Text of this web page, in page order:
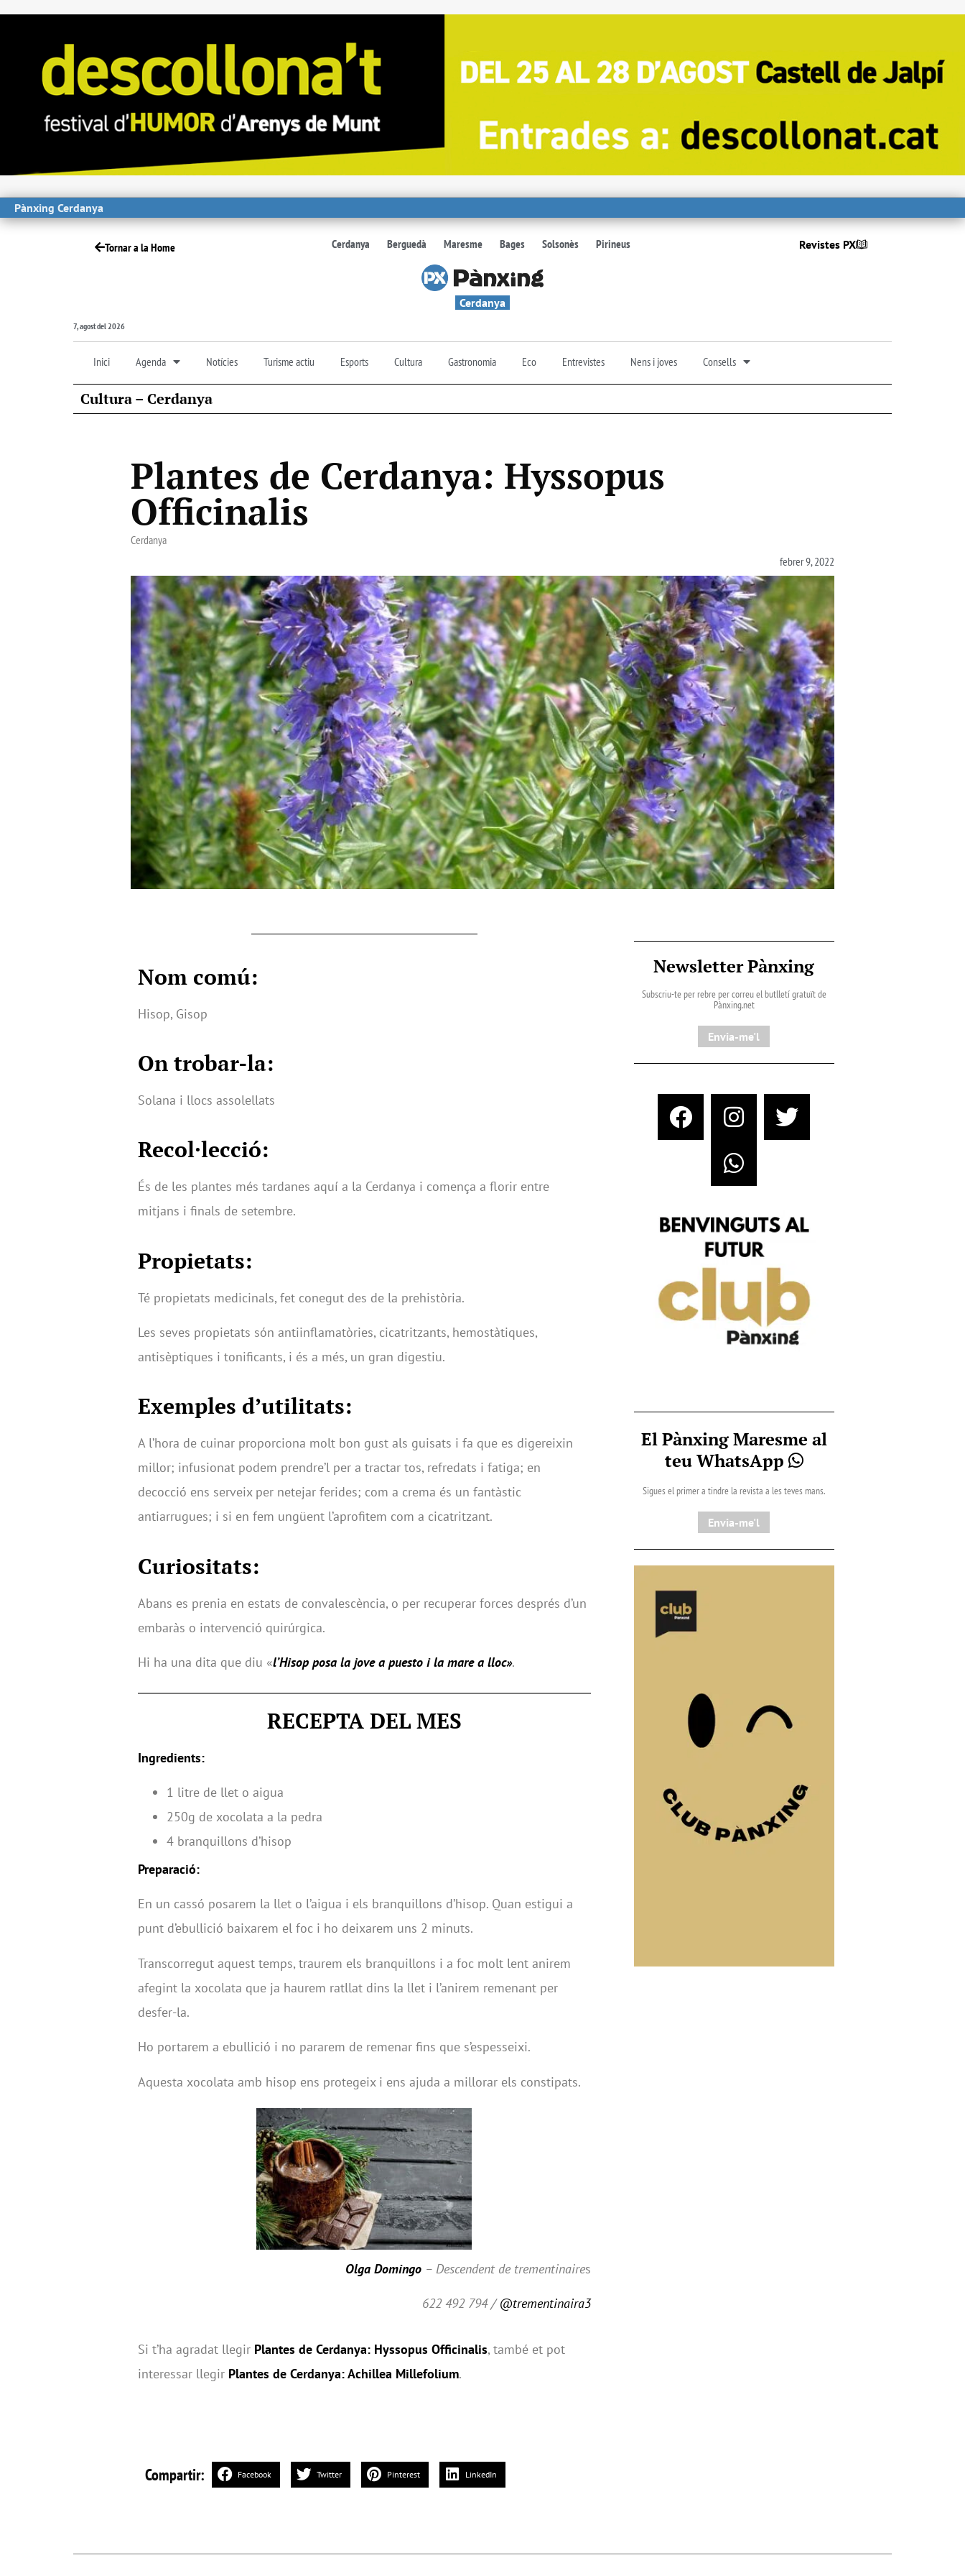
Pànxing Cerdanya
Tornar a la Home Cerdanya Berguedà Maresme Bages Solsonès Pirineus Revistes PX
Cerdanya
7, agost del 2026
Inici Agenda Notícies Turisme actiu Esports Cultura Gastronomia Eco Entrevistes Nens i joves Consells
Cultura – Cerdanya
Plantes de Cerdanya: Hyssopus
Officinalis
Cerdanya
febrer 9, 2022
Nom comú:
Hisop, Gisop
On trobar-la:
Solana i llocs assolellats
Recol·lecció:
És de les plantes més tardanes aquí a la Cerdanya i comença a florir entre
mitjans i finals de setembre.
Propietats:
Té propietats medicinals, fet conegut des de la prehistòria.
Les seves propietats són antiinflamatòries, cicatritzants, hemostàtiques,
antisèptiques i tonificants, i és a més, un gran digestiu.
Exemples d’utilitats:
A l’hora de cuinar proporciona molt bon gust als guisats i fa que es digereixin
millor; infusionat podem prendre’l per a tractar tos, refredats i fatiga; en
decocció ens serveix per netejar ferides; com a crema és un fantàstic
antiarrugues; i si en fem ungüent l’aprofitem com a cicatritzant.
Curiositats:
Abans es prenia en estats de convalescència, o per recuperar forces després d’un
embaràs o intervenció quirúrgica.
Hi ha una dita que diu «l’Hisop posa la jove a puesto i la mare a lloc».
RECEPTA DEL MES
Ingredients:
1 litre de llet o aigua
250g de xocolata a la pedra
4 branquillons d’hisop
Preparació:
En un cassó posarem la llet o l’aigua i els branquillons d’hisop. Quan estigui a
punt d’ebullició baixarem el foc i ho deixarem uns 2 minuts.
Transcorregut aquest temps, traurem els branquillons i a foc molt lent anirem
afegint la xocolata que ja haurem ratllat dins la llet i l’anirem remenant per
desfer-la.
Ho portarem a ebullició i no pararem de remenar fins que s’espesseixi.
Aquesta xocolata amb hisop ens protegeix i ens ajuda a millorar els constipats.
Olga Domingo– Descendent de trementinaires
622 492 794 /@trementinaira3
Si t’ha agradat llegir Plantes de Cerdanya: Hyssopus Officinalis, també et pot
interessar llegir Plantes de Cerdanya: Achillea Millefolium.
Compartir: Facebook Twitter Pinterest LinkedIn
Newsletter Pànxing
Subscriu-te per rebre per correu el butlletí gratuït de
Pànxing.net​
Envia-me'l
El Pànxing Maresme al
teu WhatsApp
Sigues el primer a tindre la revista a les teves mans.
Envia-me'l